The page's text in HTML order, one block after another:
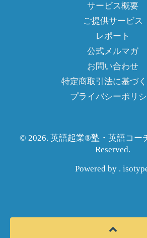
サービス概要
ご提供サービス
レポート
公式メルマガ
お問い合わせ
特定商取引法に基づ
プライバシーポリ
© 2026. 英語起業®︎塾・英語コー
Reserved.
Powered by .